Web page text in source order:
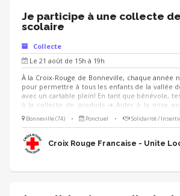
Je participe à une collecte
scolaire
Collecte
Le 21 août de 15h à 19h
À la Croix-Rouge de Bonneville, chaque année
pour permettre à tous les enfants de la vallée
avec un cartable plein! En tant que bénévole,
à la collecte de produits ➔ Aider à la mise
l’organisation de l’évènement ➔ Aider au
collectés Tu aimes le contact et aimes travailler
Bonneville (74) • Ponctuel • Solidarité /
Croix Rouge Francaise - Unite